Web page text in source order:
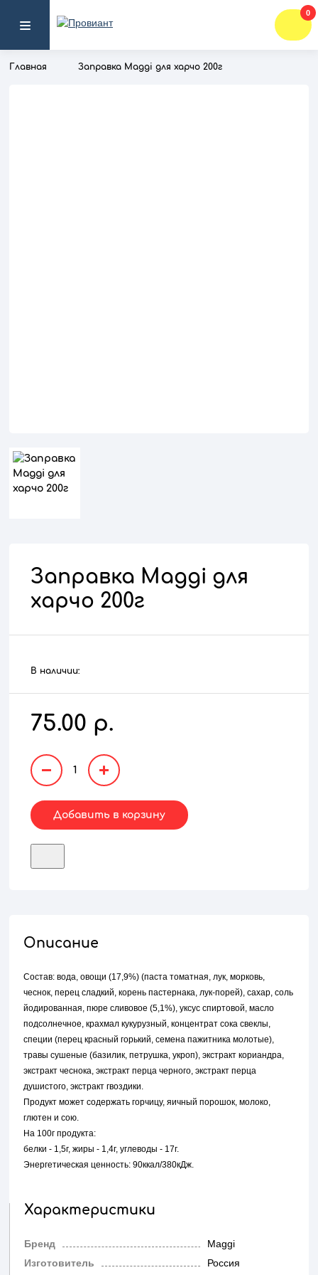
0
Главная Заправка Maggi для харчо 200г
Заправка Maggi для
харчо 200г
В наличии:
75.00 р.
1
Добавить в корзину
Описание
Состав: вода, овощи (17,9%) (паста томатная, лук, морковь,
чеснок, перец сладкий, корень пастернака, лук-порей), сахар, соль
йодированная, пюре сливовое (5,1%), уксус спиртовой, масло
подсолнечное, крахмал кукурузный, концентрат сока свеклы,
специи (перец красный горький, семена пажитника молотые),
травы сушеные (базилик, петрушка, укроп), экстракт кориандра,
экстракт чеснока, экстракт перца черного, экстракт перца
душистого, экстракт гвоздики.
Продукт может содержать горчицу, яичный порошок, молоко,
глютен и сою.
На 100г продукта:
белки - 1,5г, жиры - 1,4г, углеводы - 17г.
Энергетическая ценность: 90ккал/380кДж.
Характеристики
Бренд
Maggi
Изготовитель
Россия